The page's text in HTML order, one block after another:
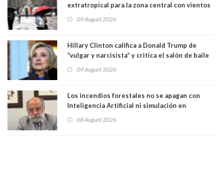
extratropical para la zona central con vientos
09 August 2026
Hillary Clinton califica a Donald Trump de
“vulgar y narcisista” y critica el salón de baile
casa. Y la está destruyendo”
09 August 2026
Los incendios forestales no se apagan con
Inteligencia Artificial ni simulación en
Magister en Asentamientos Humanos PUC
08 August 2026